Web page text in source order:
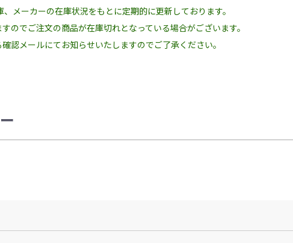
メーカーの在庫状況をもとに定期的に更新しております。
のでご注文の商品が在庫切れとなっている場合がございます。
認メールにてお知らせいたしますのでご了承ください。